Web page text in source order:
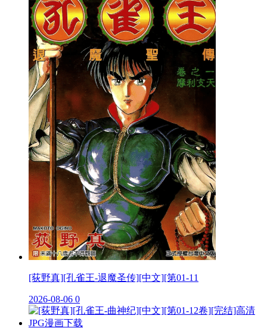
[荻野真][孔雀王-退魔圣传][中文][第01-11
2026-08-06 0